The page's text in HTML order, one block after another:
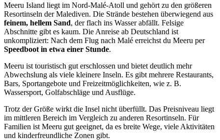
Meeru Island liegt im Nord-Malé-Atoll und gehört zu den größeren
Resortinseln der Malediven. Die Strände bestehen überwiegend aus
feinem, hellem Sand, der flach ins Wasser abfällt. Felsige
Abschnitte gibt es kaum. Die Anreise ab Deutschland ist
unkompliziert: Nach dem Flug nach Malé erreichst du Meeru per
Speedboot in etwa einer Stunde.
Meeru ist touristisch gut erschlossen und bietet deutlich mehr
Abwechslung als viele kleinere Inseln. Es gibt mehrere Restaurants,
Bars, Sportangebote und Freizeitmöglichkeiten, wie z. B.
Wassersport, Golfabschläge und Ausflüge.
Trotz der Größe wirkt die Insel nicht überfüllt. Das Preisniveau liegt
im mittleren Bereich im Vergleich zu anderen Resortinseln. Für
Familien ist Meeru gut geeignet, da es breite Wege, viele Aktivitäten
und kinderfreundliche Zonen gibt.